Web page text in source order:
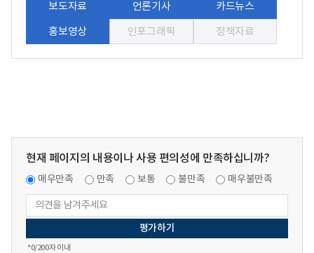
보도자료 언론기사 카드뉴스
홍보영상 인포그래픽 정책자료
현재 페이지의 내용이나 사용 편의성에 만족하십니까?
매우만족 만족 보통 불만족 매우불만족
*0/200자 이내